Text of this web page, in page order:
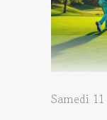
Samedi